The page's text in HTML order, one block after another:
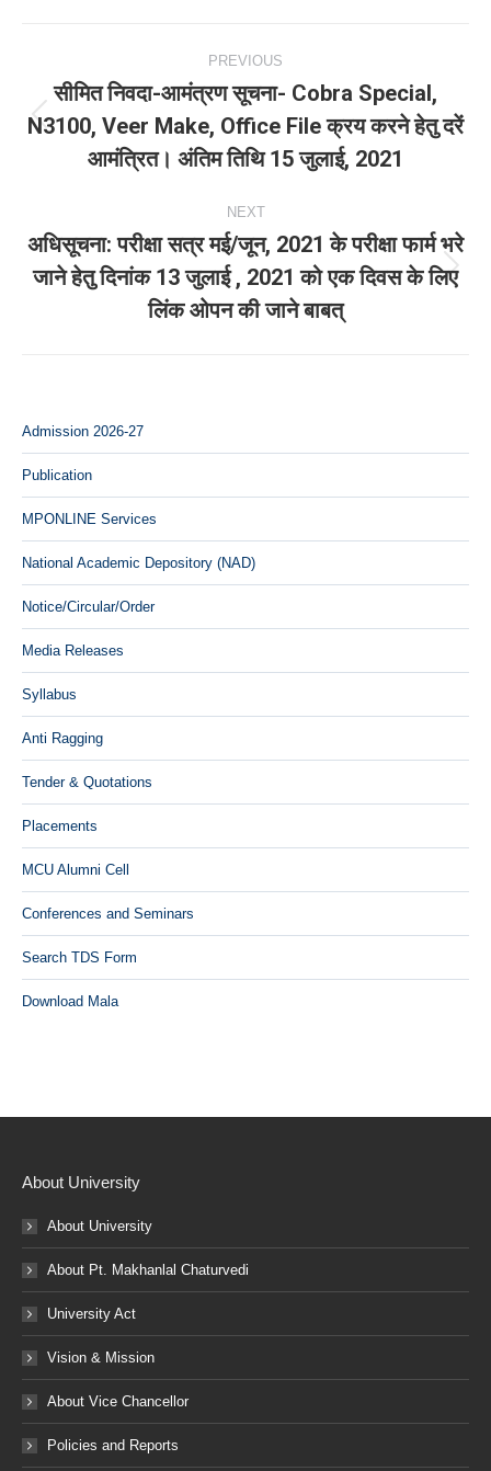
navigation
PREVIOUS
Previous
post:
सीमित निवदा-आमंत्रण सूचना- Cobra Special,
N3100, Veer Make, Office File क्रय करने हेतु दरें
आमंत्रित। अंतिम तिथि 15 जुलाई, 2021
NEXT
Next
post:
अधिसूचना: परीक्षा सत्र मई/जून, 2021 के परीक्षा फार्म भरे
जाने हेतु दिनांक 13 जुलाई , 2021 को एक दिवस के लिए
लिंक ओपन की जाने बाबत्
Admission 2026-27
Publication
MPONLINE Services
National Academic Depository (NAD)
Notice/Circular/Order
Media Releases
Syllabus
Anti Ragging
Tender & Quotations
Placements
MCU Alumni Cell
Conferences and Seminars
Search TDS Form
Download Mala
About University
About University
About Pt. Makhanlal Chaturvedi
University Act
Vision & Mission
About Vice Chancellor
Policies and Reports